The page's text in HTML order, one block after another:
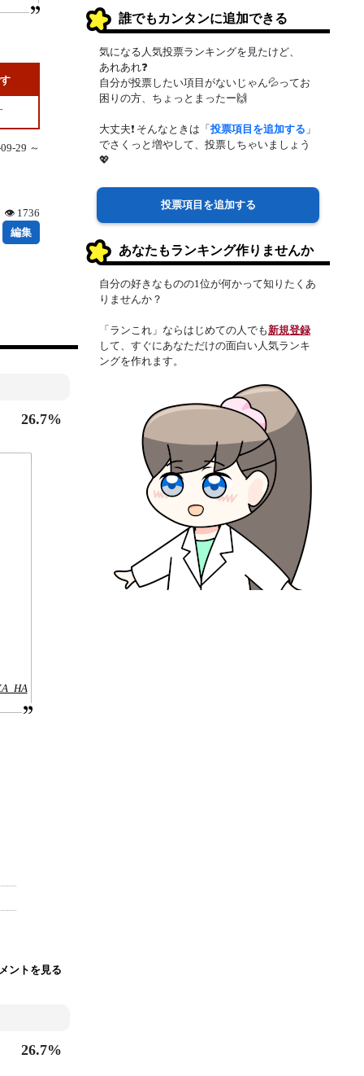
29 ～
👁 1736
編集
26.7%
ントを見る
26.7%
誰でもカンタンに追加できる
気になる人気投票ランキングを見たけど、
あれあれ❓
自分が投票したい項目がないじゃん💦ってお
困りの方、ちょっとまったー🙌
大丈夫❗ そんなときは「投票項目を追加する 」
でさくっと増やして、投票しちゃいましょう
💖
投票項目を追加する
あなたもランキング作りませんか
自分の好きなものの1位が何かって知りたくあ
りませんか？
「ランこれ」ならはじめての人でも新規登録
して、すぐにあなただけの面白い人気ランキ
ングを作れます。